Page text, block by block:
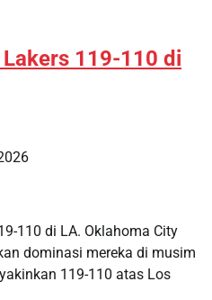
119-110 di
110 di LA. Oklahoma City
dominasi mereka di musim
119-110 atas Los